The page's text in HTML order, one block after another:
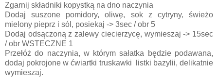
Zgarnij składniki kopystką na dno naczynia
Dodaj suszone pomidory, oliwę, sok z cytryny, świeżo
mielony pieprz i sól, posiekaj -> 3sec / obr 5
Dodaj odsączoną z zalewy ciecierzycę, wymieszaj -> 15sec
/ obr WSTECZNE 1
Przełóż do naczynia, w którym sałatka będzie podawana,
dodaj pokrojone w ćwiartki truskawki listki bazylii, delikatnie
wymieszaj.